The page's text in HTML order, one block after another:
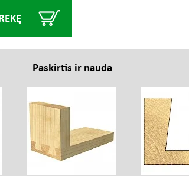
Paskirtis ir nauda